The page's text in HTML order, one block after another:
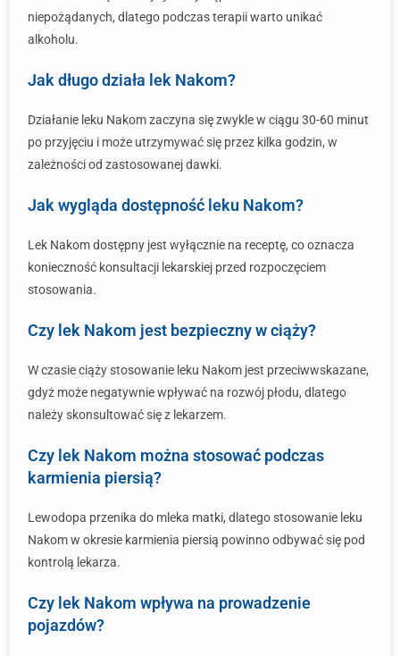
niepożądanych, dlatego podczas terapii warto unikać
alkoholu.
Jak długo działa lek Nakom?
Działanie leku Nakom zaczyna się zwykle w ciągu 30-60 minut
po przyjęciu i może utrzymywać się przez kilka godzin, w
zależności od zastosowanej dawki.
Jak wygląda dostępność leku Nakom?
Lek Nakom dostępny jest wyłącznie na receptę, co oznacza
konieczność konsultacji lekarskiej przed rozpoczęciem
stosowania.
Czy lek Nakom jest bezpieczny w ciąży?
W czasie ciąży stosowanie leku Nakom jest przeciwwskazane,
gdyż może negatywnie wpływać na rozwój płodu, dlatego
należy skonsultować się z lekarzem.
Czy lek Nakom można stosować podczas
karmienia piersią?
Lewodopa przenika do mleka matki, dlatego stosowanie leku
Nakom w okresie karmienia piersią powinno odbywać się pod
kontrolą lekarza.
Czy lek Nakom wpływa na prowadzenie
pojazdów?